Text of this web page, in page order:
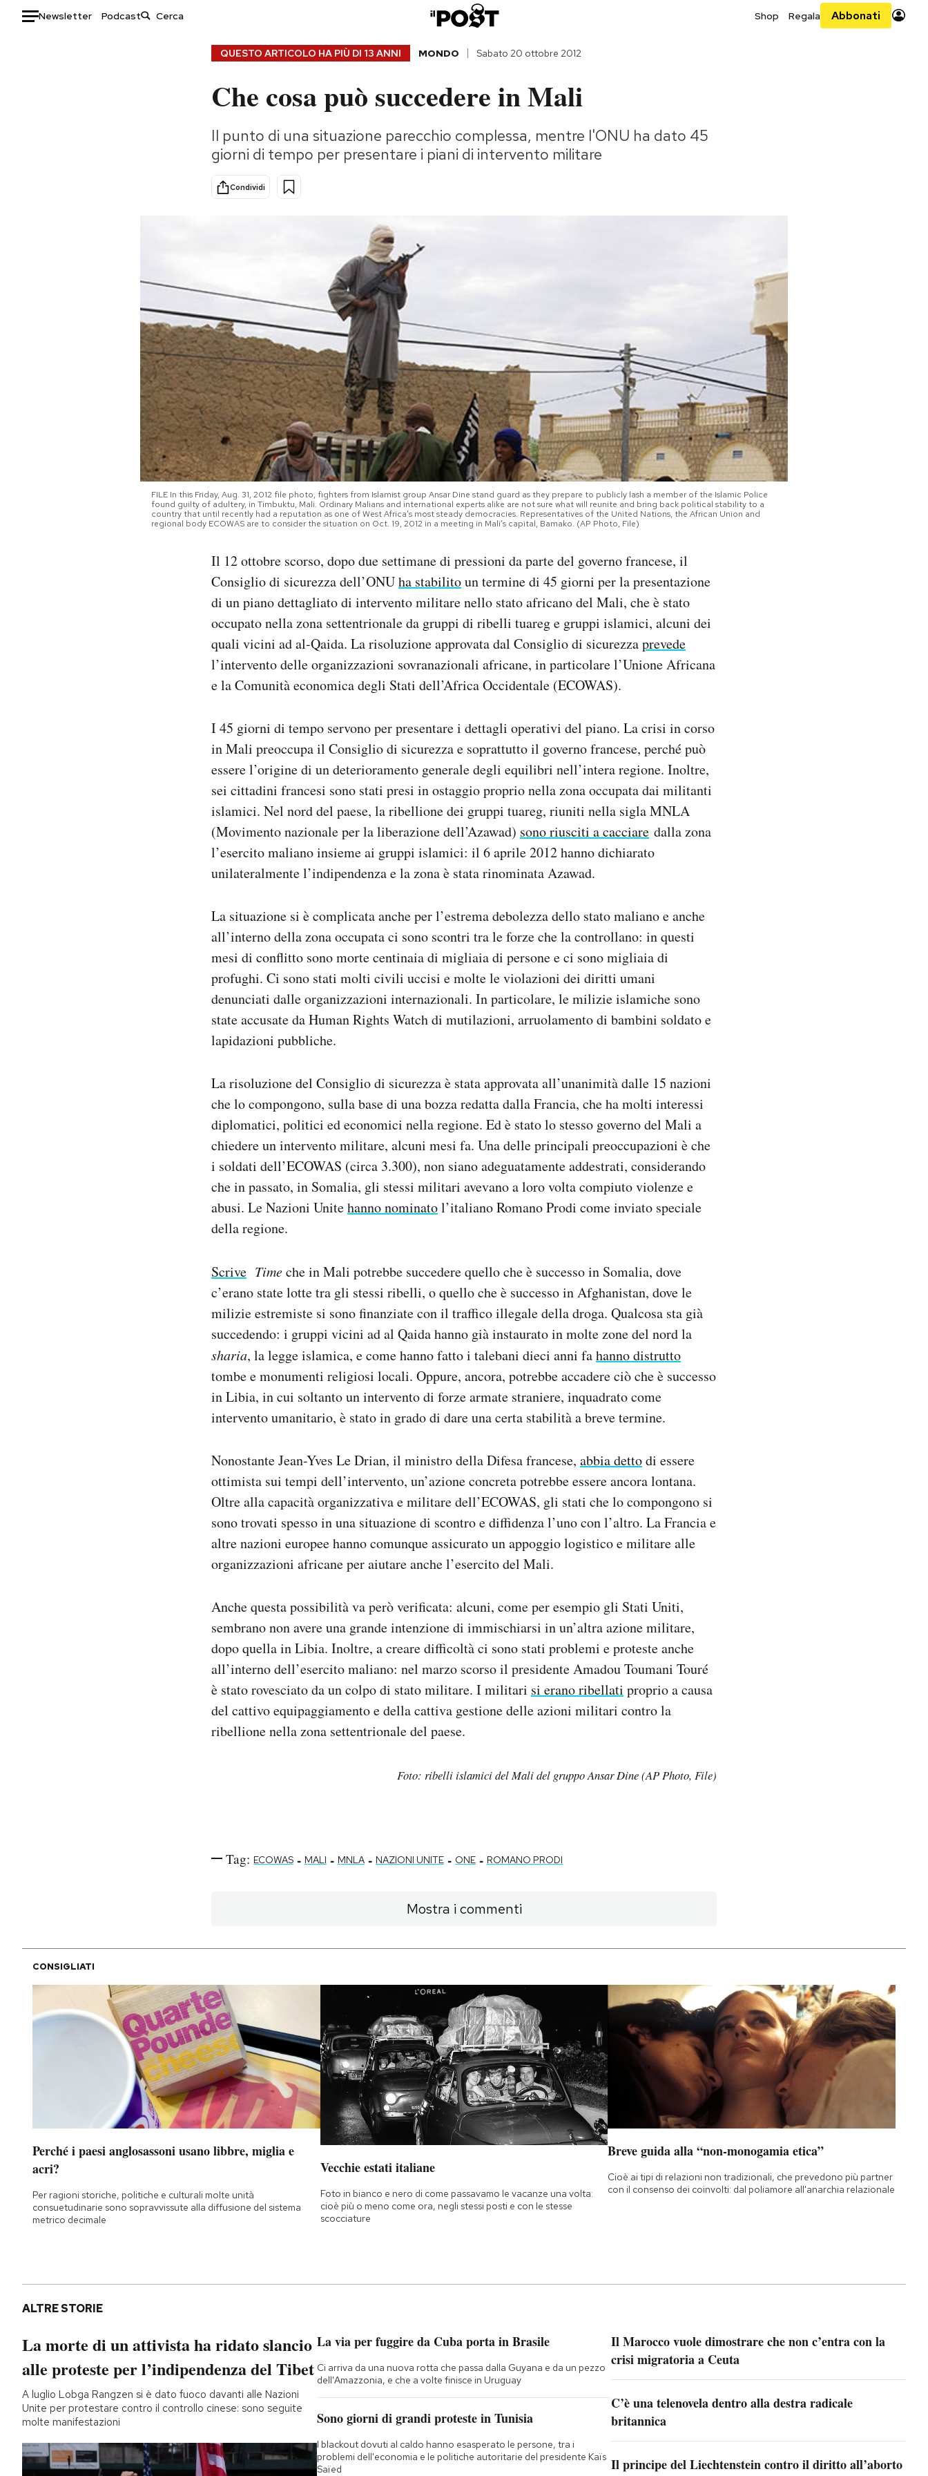
Newsletter Podcast Shop Regala Abbonati
Consumismi
Storie/Idee
Ok Boomer!
QUESTO ARTICOLO HA PIÙ DI 13 ANNI MONDO Sabato 20 ottobre 2012
Che cosa può succedere in Mali
Il punto di una situazione parecchio complessa, mentre l'ONU ha dato 45
giorni di tempo per presentare i piani di intervento militare
Condividi
FILE In this Friday, Aug. 31, 2012 file photo, fighters from Islamist group Ansar Dine stand guard as they prepare to publicly lash a member of the Islamic Police
found guilty of adultery, in Timbuktu, Mali. Ordinary Malians and international experts alike are not sure what will reunite and bring back political stability to a
country that until recently had a reputation as one of West Africa’s most steady democracies. Representatives of the United Nations, the African Union and
regional body ECOWAS are to consider the situation on Oct. 19, 2012 in a meeting in Mali’s capital, Bamako. (AP Photo, File)
Il 12 ottobre scorso, dopo due settimane di pressioni da parte del governo francese, il
Consiglio di sicurezza dell’ONUha stabilitoun termine di 45 giorni per la presentazione
di un piano dettagliato di intervento militare nello stato africano del Mali, che è stato
occupato nella zona settentrionale da gruppi di ribelli tuareg e gruppi islamici, alcuni dei
quali vicini ad al-Qaida. La risoluzione approvata dal Consiglio di sicurezzaprevede
l’intervento delle organizzazioni sovranazionali africane, in particolare l’Unione Africana
e la Comunità economica degli Stati dell’Africa Occidentale (ECOWAS).
I 45 giorni di tempo servono per presentare i dettagli operativi del piano. La crisi in corso
in Mali preoccupa il Consiglio di sicurezza e soprattutto il governo francese, perché può
essere l’origine di un deterioramento generale degli equilibri nell’intera regione. Inoltre,
sei cittadini francesi sono stati presi in ostaggio proprio nella zona occupata dai militanti
islamici. Nel nord del paese, la ribellione dei gruppi tuareg, riuniti nella sigla MNLA
(Movimento nazionale per la liberazione dell’Azawad) sono riusciti a cacciare dalla zona
l’esercito maliano insieme ai gruppi islamici: il 6 aprile 2012 hanno dichiarato
unilateralmente l’indipendenza e la zona è stata rinominata Azawad.
La situazione si è complicata anche per l’estrema debolezza dello stato maliano e anche
all’interno della zona occupata ci sono scontri tra le forze che la controllano: in questi
mesi di conflitto sono morte centinaia di migliaia di persone e ci sono migliaia di
profughi. Ci sono stati molti civili uccisi e molte le violazioni dei diritti umani
denunciati dalle organizzazioni internazionali. In particolare, le milizie islamiche sono
state accusate da Human Rights Watch di mutilazioni, arruolamento di bambini soldato e
lapidazioni pubbliche.
La risoluzione del Consiglio di sicurezza è stata approvata all’unanimità dalle 15 nazioni
che lo compongono, sulla base di una bozza redatta dalla Francia, che ha molti interessi
diplomatici, politici ed economici nella regione. Ed è stato lo stesso governo del Mali a
chiedere un intervento militare, alcuni mesi fa. Una delle principali preoccupazioni è che
i soldati dell’ECOWAS (circa 3.300), non siano adeguatamente addestrati, considerando
che in passato, in Somalia, gli stessi militari avevano a loro volta compiuto violenze e
abusi. Le Nazioni Unitehanno nominatol’italiano Romano Prodi come inviato speciale
della regione.
Scrive Timeche in Mali potrebbe succedere quello che è successo in Somalia, dove
c’erano state lotte tra gli stessi ribelli, o quello che è successo in Afghanistan, dove le
milizie estremiste si sono finanziate con il traffico illegale della droga. Qualcosa sta già
succedendo: i gruppi vicini ad al Qaida hanno già instaurato in molte zone del nord la
sharia, la legge islamica, e come hanno fatto i talebani dieci anni fahanno distrutto
tombe e monumenti religiosi locali. Oppure, ancora, potrebbe accadere ciò che è successo
in Libia, in cui soltanto un intervento di forze armate straniere, inquadrato come
intervento umanitario, è stato in grado di dare una certa stabilità a breve termine.
Nonostante Jean-Yves Le Drian, il ministro della Difesa francese, abbia dettodi essere
ottimista sui tempi dell’intervento, un’azione concreta potrebbe essere ancora lontana.
Oltre alla capacità organizzativa e militare dell’ECOWAS, gli stati che lo compongono si
sono trovati spesso in una situazione di scontro e diffidenza l’uno con l’altro. La Francia e
altre nazioni europee hanno comunque assicurato un appoggio logistico e militare alle
organizzazioni africane per aiutare anche l’esercito del Mali.
Anche questa possibilità va però verificata: alcuni, come per esempio gli Stati Uniti,
sembrano non avere una grande intenzione di immischiarsi in un’altra azione militare,
dopo quella in Libia. Inoltre, a creare difficoltà ci sono stati problemi e proteste anche
all’interno dell’esercito maliano: nel marzo scorso il presidente Amadou Toumani Touré
è stato rovesciato da un colpo di stato militare. I militari si erano ribellati proprio a causa
del cattivo equipaggiamento e della cattiva gestione delle azioni militari contro la
ribellione nella zona settentrionale del paese.
Foto: ribelli islamici del Mali del gruppo Ansar Dine (AP Photo, File)
Tag: ECOWAS - MALI - MNLA - NAZIONI UNITE - ONE - ROMANO PRODI
Mostra i commenti
CONSIGLIATI
Perché i paesi anglosassoni usano libbre, miglia e
acri?
Per ragioni storiche, politiche e culturali molte unità
consuetudinarie sono sopravvissute alla diffusione del sistema
metrico decimale
Vecchie estati italiane
Foto in bianco e nero di come passavamo le vacanze una volta:
cioè più o meno come ora, negli stessi posti e con le stesse
scocciature
Breve guida alla “non-monogamia etica”
Cioè ai tipi di relazioni non tradizionali, che prevedono più partner
con il consenso dei coinvolti: dal poliamore all'anarchia relazionale
ALTRE STORIE
La morte di un attivista ha ridato slancio
alle proteste per l’indipendenza del Tibet
A luglio Lobga Rangzen si è dato fuoco davanti alle Nazioni
Unite per protestare contro il controllo cinese: sono seguite
molte manifestazioni
La via per fuggire da Cuba porta in Brasile
Ci arriva da una nuova rotta che passa dalla Guyana e da un pezzo
dell'Amazzonia, e che a volte finisce in Uruguay
Sono giorni di grandi proteste in Tunisia
I blackout dovuti al caldo hanno esasperato le persone, tra i
problemi dell'economia e le politiche autoritarie del presidente Kaïs
Saïed
Il Marocco vuole dimostrare che non c’entra con la
crisi migratoria a Ceuta
C’è una telenovela dentro alla destra radicale
britannica
Il principe del Liechtenstein contro il diritto all’aborto